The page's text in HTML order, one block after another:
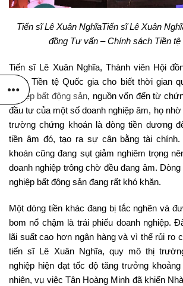
Tiến sĩ Lê Xuân NghĩaTiến sĩ Lê Xuân
đồng Tư vấn – Chính sách Tiền tệ
Tiến sĩ Lê Xuân Nghĩa, Thành viên Hội
sách Tiền tệ Quốc gia cho biết thời gian
nghiệp bất động sản, nguồn vốn đến từ
đầu tư của một số doanh nghiệp âm, họ
trường chứng khoán là dòng tiền dương
tiền âm đó, tạo ra sự cân bằng tài
khoán cũng đang sụt giảm nghiêm trọng
doanh nghiệp trông chờ đều đang âm.
nghiệp bất động sản đang rất khó khăn.
Một dòng tiền khác đang bị tắc nghẽn và
bom nổ chậm là trái phiếu doanh nghiệp.
lãi suất cao hơn ngân hàng và vì thế rủi ro
tiến sĩ Lê Xuân Nghĩa, quy mô thị
nghiệp hiện đạt tốc độ tăng trưởng
nhiên, vụ việc Tân Hoàng Minh đã khiến